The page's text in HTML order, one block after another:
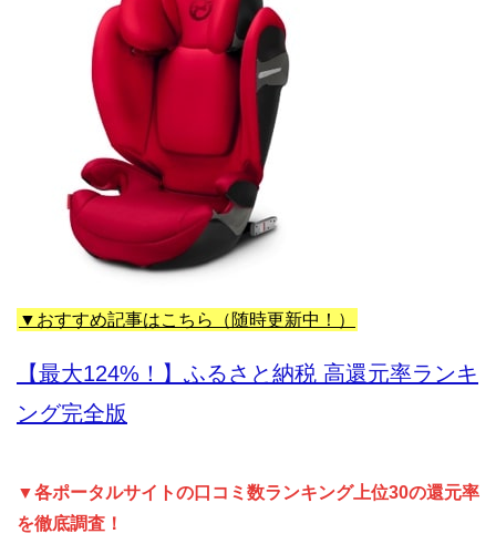
▼おすすめ記事はこちら（随時更新中！）
【最大124%！】ふるさと納税 高還元率ランキ
ング完全版
▼各ポータルサイトの口コミ数ランキング上位30の還元率
を徹底調査！